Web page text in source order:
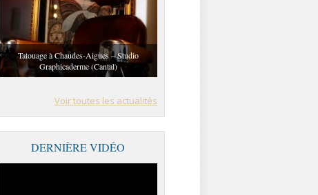
Tatouage à Chaudes-Aigues – Studio
Graphicaderme (Cantal)
Voir toutes les actualités
DERNIÈRE VIDÉO